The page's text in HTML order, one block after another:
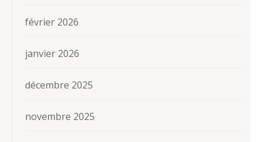
février 2026
janvier 2026
décembre 2025
novembre 2025